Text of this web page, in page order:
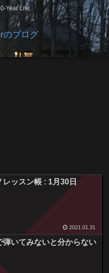
Year Life.
のブログ
レッスン帳 : 1月30日
2021.01.31
弾いてみないと分からない